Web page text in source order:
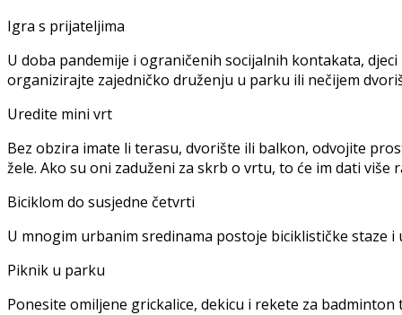
Igra s prijateljima
U doba pandemije i ograničenih socijalnih kontakata,
organizirajte zajedničko druženju u parku ili nečijem
Uredite mini vrt
Bez obzira imate li terasu, dvorište ili balkon, odvojite
žele. Ako su oni zaduženi za skrb o vrtu, to će im dati
Biciklom do susjedne četvrti
U mnogim urbanim sredinama postoje biciklističke staze
Piknik u parku
Ponesite omiljene grickalice, dekicu i rekete za